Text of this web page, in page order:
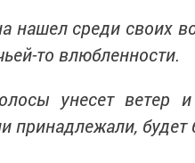
нашел среди своих
то влюбленности.
унесет ветер
принадлежали, будет